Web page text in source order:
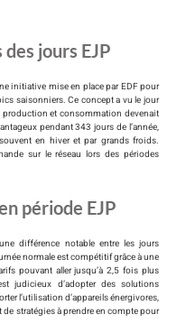
jours EJP
initiative mise en place par EDF pour
saisonniers. Ce concept a vu le jour
production et consommation devenait
pendant 343 jours de l’année,
en hiver et par grands froids.
sur le réseau lors des périodes
période EJP
différence notable entre les jours
normale est compétitif grâce à une
pouvant aller jusqu’à 2,5 fois plus
judicieux d’adopter des solutions
l’utilisation d’appareils énergivores,
stratégies à prendre en compte pour